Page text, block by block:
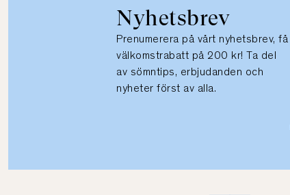
Nyhetsbrev
Prenumerera på vårt nyhetsbrev, få
välkomstrabatt på 200 kr! Ta del
av sömntips, erbjudanden och
nyheter först av alla.